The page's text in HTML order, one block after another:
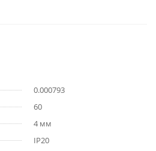
0.000793
60
4 мм
IP20